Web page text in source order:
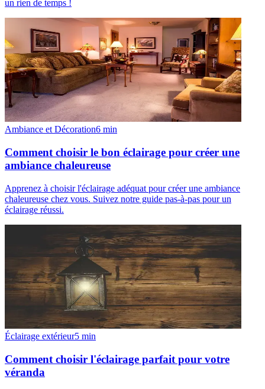
un rien de temps !
Ambiance et Décoration6 min
Comment choisir le bon éclairage pour créer une
ambiance chaleureuse
Apprenez à choisir l'éclairage adéquat pour créer une ambiance
chaleureuse chez vous. Suivez notre guide pas-à-pas pour un
éclairage réussi.
Éclairage extérieur5 min
Comment choisir l'éclairage parfait pour votre
véranda